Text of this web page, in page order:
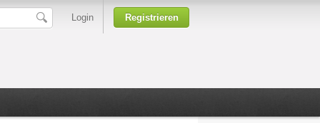
Login Registrieren